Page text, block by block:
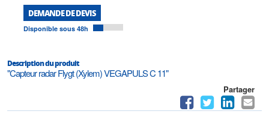
DEMANDE DE DEVIS
Disponible sous 48h
Description du produit
"Capteur radar Flygt (Xylem) VEGAPULS C 11"
Partager